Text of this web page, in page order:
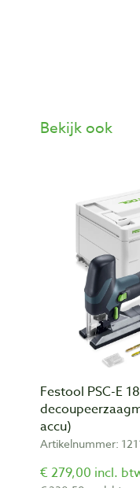
Bekijk ook
Festool PSC-E
accu)
Artikelnummer:
€ 279,00 incl.